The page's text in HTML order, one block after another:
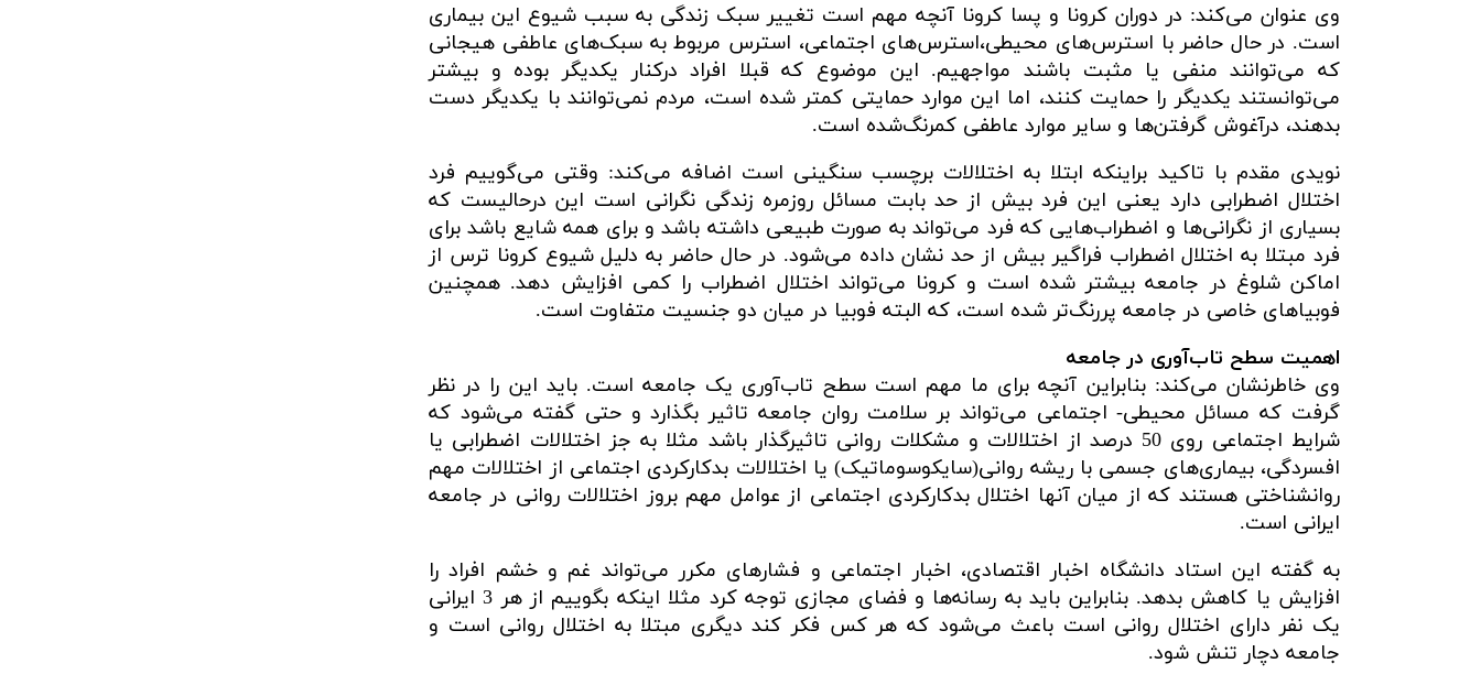
وی عنوان می‌کند: در دوران کرونا و پسا کرونا آنچه مهم است تغییر سبک زندگی به سبب شیوع این بیماری
است. در حال حاضر با استرس‌های محیطی،‌استرس‌های اجتماعی، استرس مربوط به سبک‌های عاطفی هیجانی
که می‌توانند منفی یا مثبت باشند مواجهیم. این موضوع که قبلا افراد درکنار یکدیگر بوده و بیشتر
می‌توانستند یکدیگر را حمایت کنند، اما این موارد حمایتی کمتر شده است، مردم نمی‌توانند با یکدیگر دست
بدهند،‌ درآغوش گرفتن‌ها و سایر موارد عاطفی کمرنگ‌شده است.
نویدی مقدم با تاکید براینکه ابتلا به اختلالات برچسب سنگینی است اضافه می‌کند: وقتی می‌گوییم فرد
اختلال اضطرابی دارد یعنی این فرد بیش از حد بابت مسائل روزمره زندگی نگرانی است این درحالیست که
بسیاری از نگرانی‌ها و اضطراب‌هایی که فرد می‌تواند به صورت طبیعی داشته باشد و برای همه شایع باشد برای
فرد مبتلا به اختلال اضطراب فراگیر بیش از حد نشان داده می‌شود. در حال حاضر به دلیل شیوع کرونا ترس از
اماکن شلوغ در جامعه بیشتر شده است و کرونا می‌تواند اختلال اضطراب را کمی افزایش دهد. همچنین
فوبیاهای خاصی در جامعه پررنگ‌تر شده است، که البته فوبیا در میان دو جنسیت متفاوت است.
اهمیت سطح تاب‌آوری در جامعه
وی خاطرنشان می‌کند: بنابراین آنچه برای ما مهم است سطح تاب‌آوری یک جامعه است. باید این را در نظر
گرفت که مسائل محیطی- اجتماعی می‌تواند بر سلامت روان جامعه تاثیر بگذارد و حتی گفته می‌شود که
شرایط اجتماعی روی 50 درصد از اختلالات و مشکلات روانی تاثیرگذار باشد مثلا به جز اختلالات اضطرابی یا
افسردگی، بیماری‌های جسمی با ریشه روانی(سایکوسوماتیک) یا اختلالات بدکارکردی اجتماعی از اختلالات مهم
روانشناختی هستند که از میان آنها اختلال بدکارکردی اجتماعی از عوامل مهم بروز اختلالات روانی در جامعه
ایرانی است.
به گفته این استاد دانشگاه اخبار اقتصادی، اخبار اجتماعی و فشارهای مکرر می‌تواند غم و خشم افراد را
افزایش یا کاهش بدهد. بنابراین باید به رسانه‌ها و فضای مجازی توجه کرد مثلا اینکه بگوییم از هر 3 ایرانی
یک نفر دارای اختلال روانی است باعث می‌شود که هر کس فکر کند دیگری مبتلا به اختلال روانی است و
جامعه دچار تنش شود.